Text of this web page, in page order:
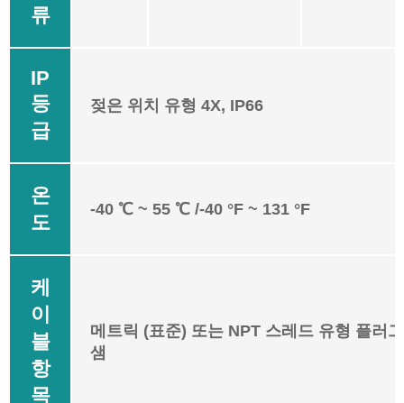
류
IP
등
급
젖은 위치 유형 4X, IP66
온
도
-40 ℃ ~ 55 ℃ /-40 °F ~ 131 °F
케
이
블
항
목
메트릭 (표준) 또는 NPT 스레드 유형 플러
샘